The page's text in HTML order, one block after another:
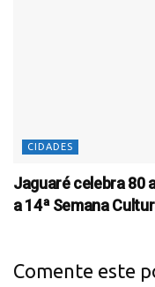
CIDADES
Jaguaré celebra 80
a 14ª Semana
Comente este